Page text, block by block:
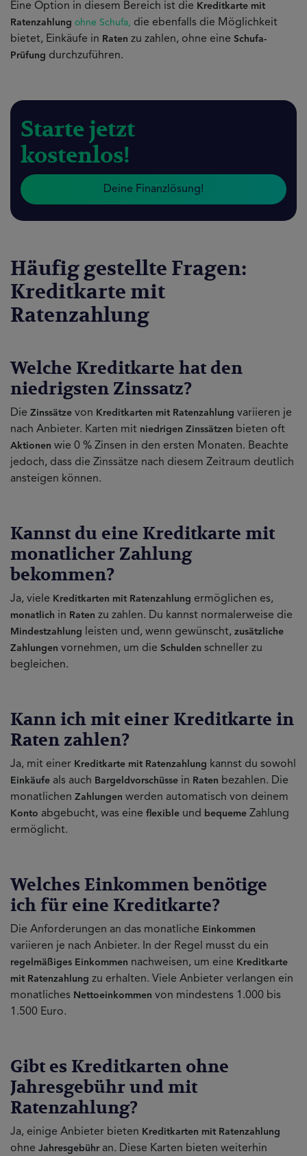
Eine Option in diesem Bereich ist die Kreditkarte mit
Ratenzahlung ohne Schufa, die ebenfalls die Möglichkeit
bietet, Einkäufe in Raten zu zahlen, ohne eine Schufa-
Prüfung durchzuführen.
Starte jetzt
kostenlos!
Deine Finanzlösung!
Häufig gestellte Fragen:
Kreditkarte mit
Ratenzahlung
Welche Kreditkarte hat den
niedrigsten Zinssatz?
Die Zinssätze von Kreditkarten mit Ratenzahlung variieren je
nach Anbieter. Karten mit niedrigen Zinssätzen bieten oft
Aktionen wie 0 % Zinsen in den ersten Monaten. Beachte
jedoch, dass die Zinssätze nach diesem Zeitraum deutlich
ansteigen können.
Kannst du eine Kreditkarte mit
monatlicher Zahlung
bekommen?
Ja, viele Kreditkarten mit Ratenzahlung ermöglichen es,
monatlich in Raten zu zahlen. Du kannst normalerweise die
Mindestzahlung leisten und, wenn gewünscht, zusätzliche
Zahlungen vornehmen, um die Schulden schneller zu
begleichen.
Kann ich mit einer Kreditkarte in
Raten zahlen?
Ja, mit einer Kreditkarte mit Ratenzahlung kannst du sowohl
Einkäufe als auch Bargeldvorschüsse in Raten bezahlen. Die
monatlichen Zahlungen werden automatisch von deinem
Konto abgebucht, was eine flexible und bequeme Zahlung
ermöglicht.
Welches Einkommen benötige
ich für eine Kreditkarte?
Die Anforderungen an das monatliche Einkommen
variieren je nach Anbieter. In der Regel musst du ein
regelmäßiges Einkommen nachweisen, um eine Kreditkarte
mit Ratenzahlung zu erhalten. Viele Anbieter verlangen ein
monatliches Nettoeinkommen von mindestens 1.000 bis
1.500 Euro.
Gibt es Kreditkarten ohne
Jahresgebühr und mit
Ratenzahlung?
Ja, einige Anbieter bieten Kreditkarten mit Ratenzahlung
ohne Jahresgebühran. Diese Karten bieten weiterhin